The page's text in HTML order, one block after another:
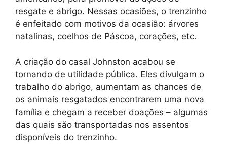
resgate e abrigo. Nessas ocasiões, o trenzinho
é enfeitado com motivos da ocasião: árvores
natalinas, coelhos de Páscoa, corações, etc.
A criação do casal Johnston acabou se
tornando de utilidade pública. Eles divulgam o
trabalho do abrigo, aumentam as chances de
os animais resgatados encontrarem uma nova
família e chegam a receber doações – algumas
das quais são transportadas nos assentos
disponíveis do trenzinho.